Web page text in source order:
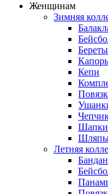
Женщинам
Зимняя
Береты
Кепи
Шапки
Летняя